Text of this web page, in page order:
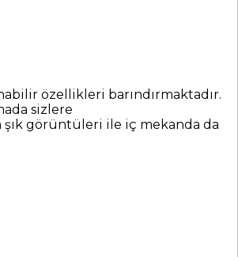
özellikleri barındırmaktadır.
sizlere
şık görüntüleri ile iç mekanda da